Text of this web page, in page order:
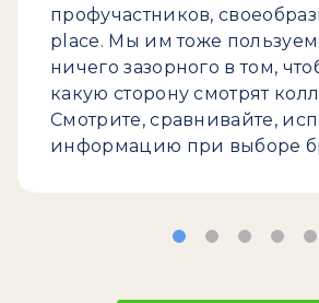
профучастников,
place. Мы им тоже
ничего зазорного в том,
какую сторону смотрят
Смотрите, сравнивайте,
информацию при выборе